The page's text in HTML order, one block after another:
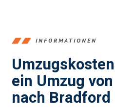
INFORMATIONEN
ein Umzug
nach Bradford